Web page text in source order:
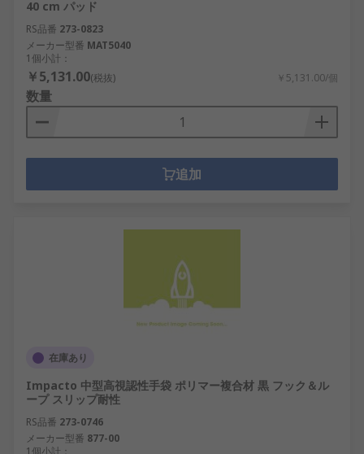
40 cm パッド
RS品番 273-0823
メーカー型番 MAT5040
1個小計：
￥5,131.00(税抜) ￥5,131.00/個
数量
追加
在庫あり
Impacto 中型高視認性手袋 ポリマー複合材 黒 フック＆ル
ープ スリップ耐性
RS品番 273-0746
メーカー型番 877-00
1個小計：